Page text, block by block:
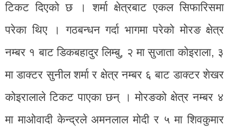
टिकट दिएको छ । शर्मा क्षेत्रबाट एकल सिफारिसमा
परेका थिए । गठबन्धन गर्दा भागमा परेको मोरङ क्षेत्र
नम्बर १ बाट डिकबहादुर लिम्बु, २ मा सुजाता कोइराला, ३
मा डाक्टर सुनील शर्मा र क्षेत्र नम्बर ६ बाट डाक्टर शेखर
कोइरालाले टिकट पाएका छन् । मोरङको क्षेत्र नम्बर ४
मा माओवादी केन्द्रले अमनलाल मोदी र ५ मा शिवकुमार